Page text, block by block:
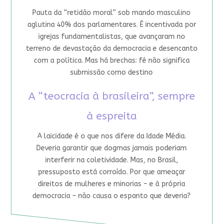
Pauta da “retidão moral” sob mando masculino
aglutina 40% dos parlamentares. É incentivada por
igrejas fundamentalistas, que avançaram no
terreno de devastação da democracia e desencanto
com a política. Mas há brechas: fé não significa
submissão como destino
A “teocracia à brasileira”, sempre
à espreita
A laicidade é o que nos difere da Idade Média.
Deveria garantir que dogmas jamais poderiam
interferir na coletividade. Mas, no Brasil,
pressuposto está corroído. Por que ameaçar
direitos de mulheres e minorias – e à própria
democracia – não causa o espanto que deveria?